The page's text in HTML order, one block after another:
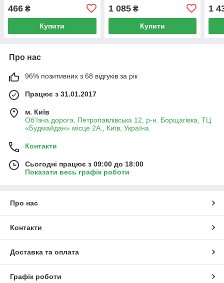
466 ₴
Купити
1 085₴
Купити
1
Про нас
96% позитивних з 68 відгуків за рік
Працює з 31.01.2017
м. Київ
Об'їзна дорога, Петропавлівська 12, р-н. Борщагівка, ТЦ
«Будмайдан» місце 2А., Київ, Україна
Контакти
Сьогодні працює з 09:00 до 18:00
Показати весь графік роботи
Про нас
Контакти
Доставка та оплата
Графік роботи